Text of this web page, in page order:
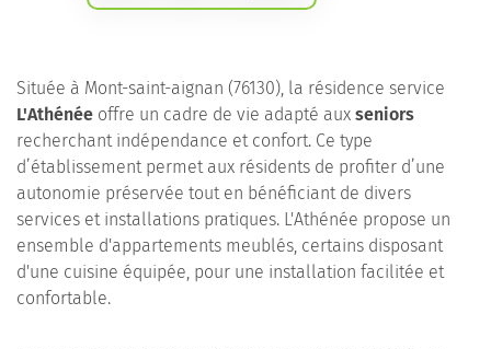
Située à Mont-saint-aignan (76130), la résidence service
L'Athénée offre un cadre de vie adapté aux seniors
recherchant indépendance et confort. Ce type
d’établissement permet aux résidents de profiter d’une
autonomie préservée tout en bénéficiant de divers
services et installations pratiques. L'Athénée propose un
ensemble d'appartements meublés, certains disposant
d'une cuisine équipée, pour une installation facilitée et
confortable.